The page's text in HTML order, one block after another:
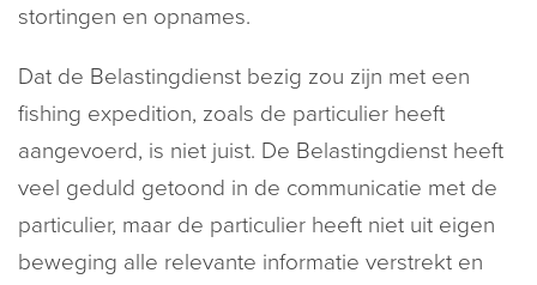
stortingen en opnames.
Dat de Belastingdienst bezig zou zijn met een
fishing expedition, zoals de particulier heeft
aangevoerd, is niet juist. De Belastingdienst heeft
veel geduld getoond in de communicatie met de
particulier, maar de particulier heeft niet uit eigen
beweging alle relevante informatie verstrekt en